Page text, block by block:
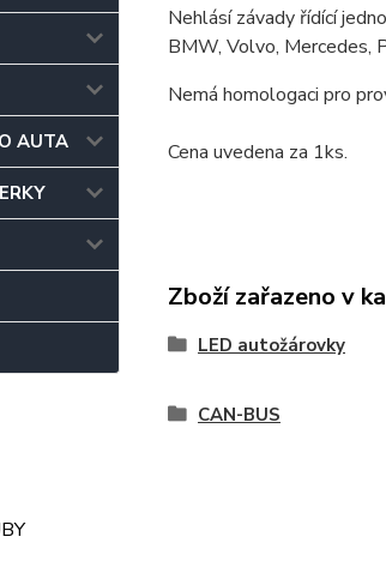
AUTA
Nehlásí závady řídící
BMW, Volvo, Mercedes,
Nemá homologaci pro
Cena uvedena za 1ks.
Zboží zařazeno v
LED autožárovky
CAN-BUS